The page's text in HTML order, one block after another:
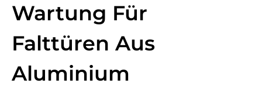
Wartung Für
Falttüren Aus
Aluminium